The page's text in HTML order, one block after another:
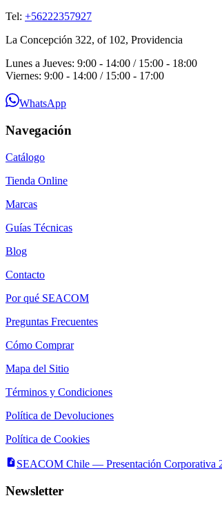
Tel: +56222357927
La Concepción 322, of 102, Providencia
Lunes a Jueves: 9:00 - 14:00 / 15:00 - 18:00
Viernes: 9:00 - 14:00 / 15:00 - 17:00
WhatsApp
Navegación
Catálogo
Tienda Online
Marcas
Guías Técnicas
Blog
Contacto
Por qué SEACOM
Preguntas Frecuentes
Cómo Comprar
Mapa del Sitio
Términos y Condiciones
Política de Devoluciones
Política de Cookies
SEACOM Chile — Presentación Corporativa
Newsletter